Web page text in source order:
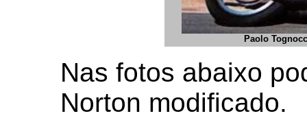
Paolo
Nas fotos abaixo
Norton modificado.